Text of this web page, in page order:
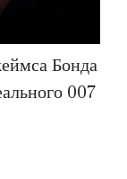
Бонда
007